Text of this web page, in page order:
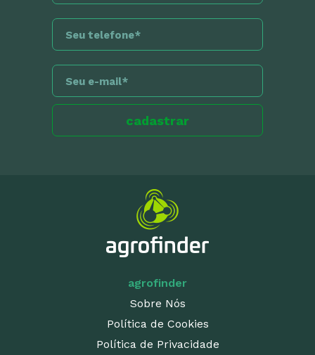
agrofinder
Sobre Nós
Política de Cookies
Política de Privacidade